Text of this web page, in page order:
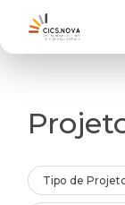
Tipo de